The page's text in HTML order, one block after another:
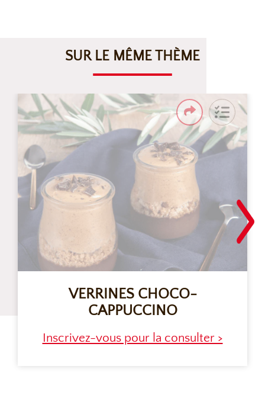
SUR LE MÊME THÈME
VERRINES CHOCO-
CAPPUCCINO
Inscrivez-vous pour la consulter >